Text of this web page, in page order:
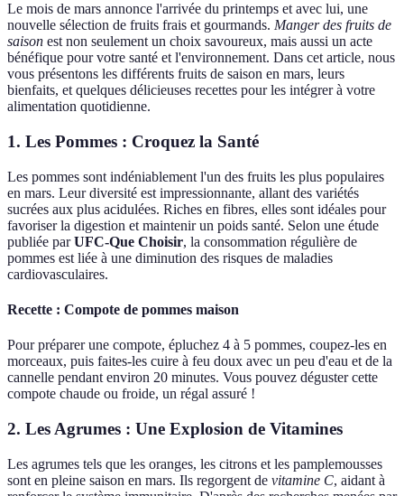
Le mois de mars annonce l'arrivée du printemps et avec lui, une
nouvelle sélection de fruits frais et gourmands. Manger des fruits de
saison est non seulement un choix savoureux, mais aussi un acte
bénéfique pour votre santé et l'environnement. Dans cet article, nous
vous présentons les différents fruits de saison en mars, leurs
bienfaits, et quelques délicieuses recettes pour les intégrer à votre
alimentation quotidienne.
1. Les Pommes : Croquez la Santé
Les pommes sont indéniablement l'un des fruits les plus populaires
en mars. Leur diversité est impressionnante, allant des variétés
sucrées aux plus acidulées. Riches en fibres, elles sont idéales pour
favoriser la digestion et maintenir un poids santé. Selon une étude
publiée parUFC-Que Choisir, la consommation régulière de
pommes est liée à une diminution des risques de maladies
cardiovasculaires.
Recette : Compote de pommes maison
Pour préparer une compote, épluchez 4 à 5 pommes, coupez-les en
morceaux, puis faites-les cuire à feu doux avec un peu d'eau et de la
cannelle pendant environ 20 minutes. Vous pouvez déguster cette
compote chaude ou froide, un régal assuré !
2. Les Agrumes : Une Explosion de Vitamines
Les agrumes tels que les oranges, les citrons et les pamplemousses
sont en pleine saison en mars. Ils regorgent de vitamine C, aidant à